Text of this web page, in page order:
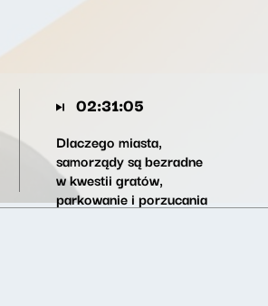
02:31:05
Dlaczego miasta,
samorządy są bezradne
w kwestii gratów,
parkowanie i porzucania